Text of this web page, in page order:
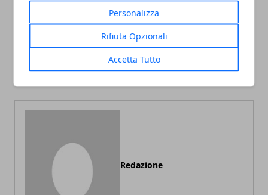
Personalizza
Rifiuta Opzionali
Accetta Tutto
Il film Il Cardellino
potrebbe rappresentare
una perdita di 50 milioni
Amazon Studios
Doctor Sleep. Trama, cast e
regia del sequel di Shining
basato sul romanzo di
Redazione